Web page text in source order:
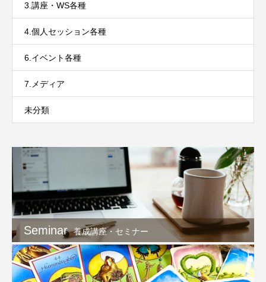
3.講座・WS各種
4.個人セッション各種
6.イベント各種
7.メディア
未分類
Seminar 養成講座・セミナー